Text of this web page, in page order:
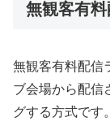
無観客有
無観客有料配信
ブ会場から配信
グする方式です